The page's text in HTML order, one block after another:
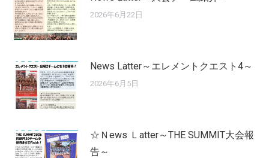
2026年6月22日
News Latter～エレメントクエスト4～
2026年6月5日
☆Ｎews Ｌatter～THE SUMMIT大会報
告～